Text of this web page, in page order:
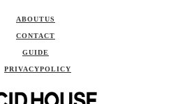
ABOUTUS
CONTACT
GUIDE
PRIVACYPOLICY